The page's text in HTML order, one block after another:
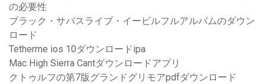
の必要性
ブラック・サバスライブ・イービルフルアルバムのダウン
ロード
Tetherme ios 10ダウンロードipa
Mac High Sierra Cantダウンロードアプリ
クトゥルフの第7版グランドグリモアpdfダウンロード